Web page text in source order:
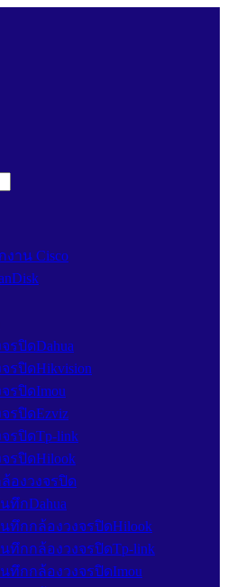
าน Cisco
รปิดDahua
รปิดHikvision
รปิดImou
รปิดEzviz
รปิดTp-link
รปิดHilook
องวงจรปิด
ทึกDahua
ทึกกล้องวงจรปิดHilook
ทึกกล้องวงจรปิดTp-link
ทึกกล้องวงจรปิดImou